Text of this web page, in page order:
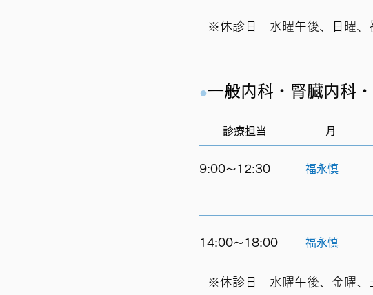
※休診日 水曜午後、日曜、
​●一般内科・腎臓内科
診療担当 月
9:00～12:30 福永慎
14:00～18:00 福永慎
※休診日 水曜午後、金曜、